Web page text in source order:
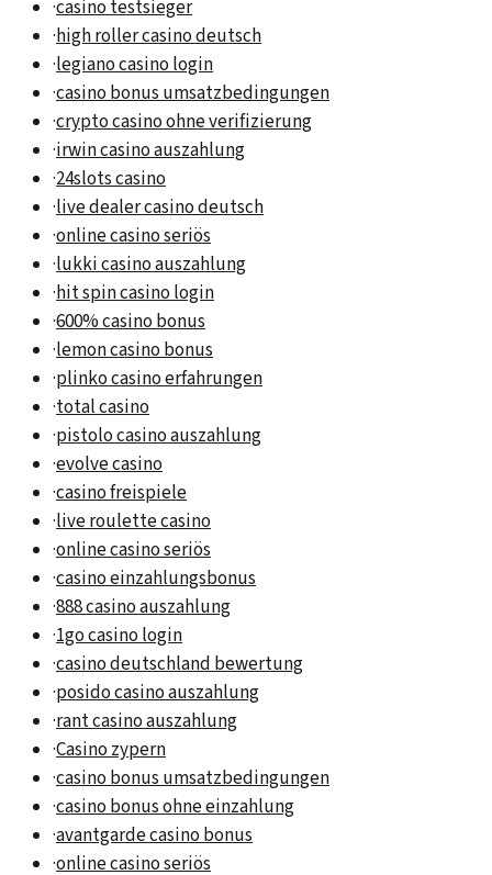
·casino testsieger
·high roller casino deutsch
·legiano casino login
·casino bonus umsatzbedingungen
·crypto casino ohne verifizierung
·irwin casino auszahlung
·24slots casino
·live dealer casino deutsch
·online casino seriös
·lukki casino auszahlung
·hit spin casino login
·600% casino bonus
·lemon casino bonus
·plinko casino erfahrungen
·total casino
·pistolo casino auszahlung
·evolve casino
·casino freispiele
·live roulette casino
·online casino seriös
·casino einzahlungsbonus
·888 casino auszahlung
·1go casino login
·casino deutschland bewertung
·posido casino auszahlung
·rant casino auszahlung
·Casino zypern
·casino bonus umsatzbedingungen
·casino bonus ohne einzahlung
·avantgarde casino bonus
·online casino seriös